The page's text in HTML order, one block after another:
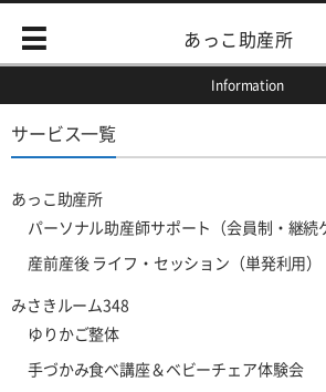
あっこ助産所
Information
サービス一覧
あっこ助産所
パーソナル助産師サポート（会員制・継続
産前産後 ライフ・セッション（単発利用）
みさきルーム348
ゆりかご整体
手づかみ食べ講座＆ベビーチェア体験会